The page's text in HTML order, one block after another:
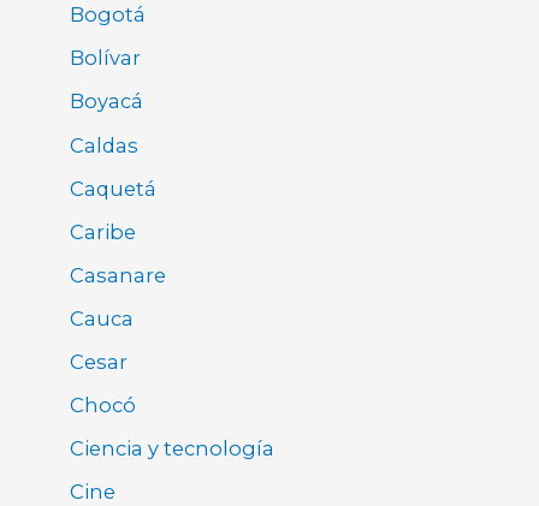
Bogotá
Bolívar
Boyacá
Caldas
Caquetá
Caribe
Casanare
Cauca
Cesar
Chocó
Ciencia y tecnología
Cine